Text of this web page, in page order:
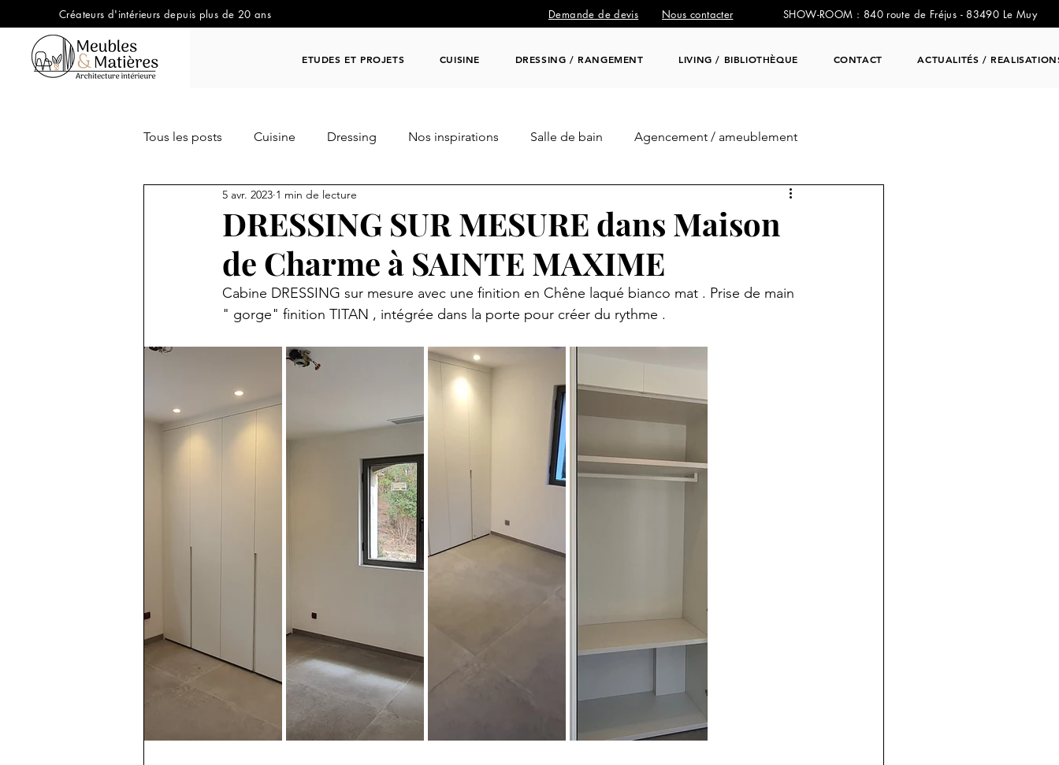
Créateurs d'intérieurs depuis plus de 20 ans Demande de devis Nous contacter SHOW-ROOM : 840 route de Fréjus - 83490 Le Muy
ETUDES ET PROJETS CUISINE DRESSING / RANGEMENT LIVING / BIBLIOTHÈQUE CONTACT ACTUALITÉS /
Tous les posts Cuisine Dressing Nos inspirations Salle de bain Agencement / ameublement
OUT DOOR / JARDIN Travaux / Décoration
DRESSING SUR MESURE dans Maison
de Charme à SAINTE MAXIME
5 avr. 2023 1 min de lecture
Cabine DRESSING sur mesure avec une finition en Chêne laqué bianco mat . Prise de main
" gorge" finition TITAN , intégrée dans la porte pour créer du rythme .